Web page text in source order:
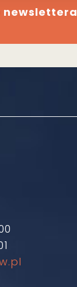
newslettera